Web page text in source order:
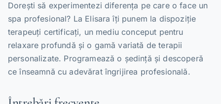
Dorești să experimentezi diferența pe care o face un
spa profesional? La Elisara îți punem la dispoziție
terapeuți certificați, un mediu conceput pentru
relaxare profundă și o gamă variată de terapii
personalizate. Programează o ședință și descoperă
ce înseamnă cu adevărat îngrijirea profesională.